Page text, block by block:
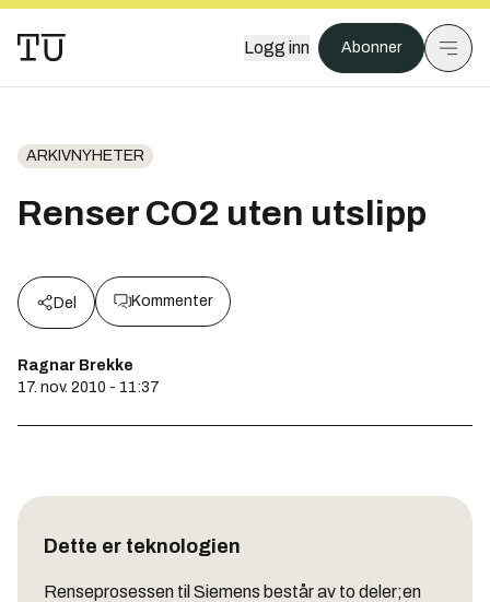
Logg inn Abonner
ARKIVNYHETER
Renser CO2 uten utslipp
Del Kommenter
Ragnar Brekke
17. nov. 2010 - 11:37
Dette er teknologien
Renseprosessen til Siemens består av to deler;en